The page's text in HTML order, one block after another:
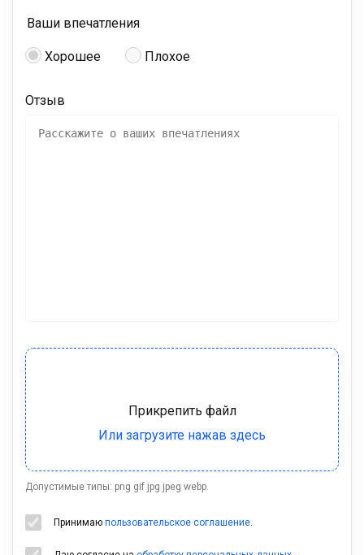
Ваши впечатления
Хорошее Плохое
Отзыв
Допустимые типы: png gif jpg jpeg webp.
Принимаю пользовательское соглашение.